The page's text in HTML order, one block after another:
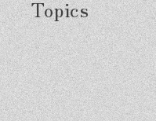
Greeting
はじめまして